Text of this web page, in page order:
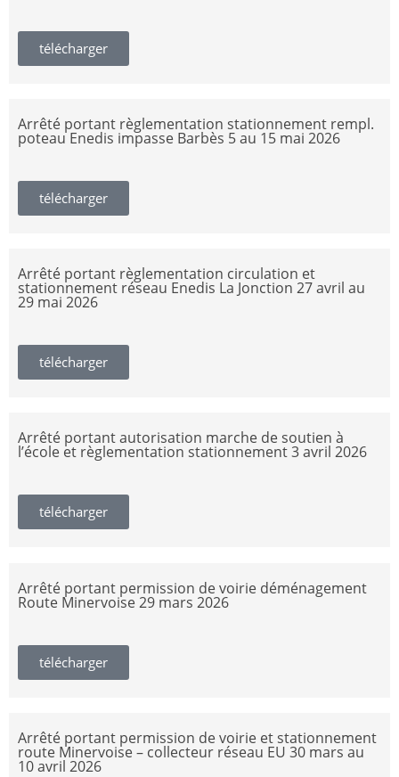
télécharger
Arrêté portant règlementation stationnement rempl.
poteau Enedis impasse Barbès 5 au 15 mai 2026
télécharger
Arrêté portant règlementation circulation et
stationnement réseau Enedis La Jonction 27 avril au
29 mai 2026
télécharger
Arrêté portant autorisation marche de soutien à
l’école et règlementation stationnement 3 avril 2026
télécharger
Arrêté portant permission de voirie déménagement
Route Minervoise 29 mars 2026
télécharger
Arrêté portant permission de voirie et stationnement
route Minervoise – collecteur réseau EU 30 mars au
10 avril 2026